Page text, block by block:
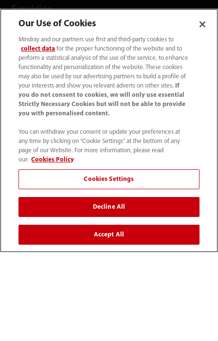
Servicios
Centro de Comunicación
Empleos
Acerca de Mindray
Información de contacto
Our Use of Cookies
Mindray and our partners use first and third-party cookies to
collect data for the proper functioning of the website and to
perform a statistical analysis of the use of the service, to enhance
functionality and personalization of the website. These cookies
may also be used by our advertising partners to build a profile of
your interests and show you relevant adverts on other sites.
If
you do not consent to cookies, we will only use essential
Strictly Necessary Cookies but will not be able to provide
you with personalised content.
You can withdraw your consent or update your preferences at
any time by clicking on "Cookie Settings" at the bottom of any
page of our Website. For more information, please read
our: Cookies Policy
Cookies Settings
Decline All
Accept All